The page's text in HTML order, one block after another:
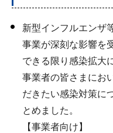
新型インフルエンザ
事業が深刻な影響を
できる限り感染拡大
事業者の皆さまにお
だきたい感染対策に
とめました。
【事業者向け】